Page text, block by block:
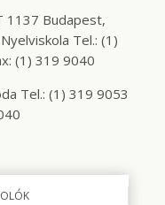
1137 Budapest,
Tel.: (1)
(1) 319 9040
Tel.: (1) 319 9053